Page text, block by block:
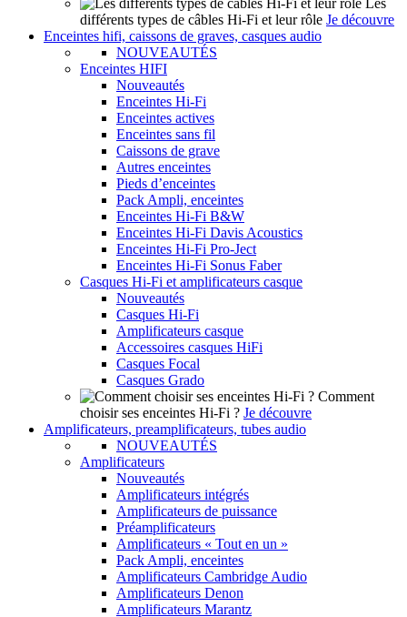
Les
différents types de câbles Hi-Fi et leur rôle Je découvre
Enceintes hifi, caissons de graves, casques audio
NOUVEAUTÉS
Enceintes HIFI
Nouveautés
Enceintes Hi-Fi
Enceintes actives
Enceintes sans fil
Caissons de grave
Autres enceintes
Pieds d’enceintes
Pack Ampli, enceintes
Enceintes Hi-Fi B&W
Enceintes Hi-Fi Davis Acoustics
Enceintes Hi-Fi Pro-Ject
Enceintes Hi-Fi Sonus Faber
Casques Hi-Fi et amplificateurs casque
Nouveautés
Casques Hi-Fi
Amplificateurs casque
Accessoires casques HiFi
Casques Focal
Casques Grado
Comment
choisir ses enceintes Hi-Fi ? Je découvre
Amplificateurs, preamplificateurs, tubes audio
NOUVEAUTÉS
Amplificateurs
Nouveautés
Amplificateurs intégrés
Amplificateurs de puissance
Préamplificateurs
Amplificateurs « Tout en un »
Pack Ampli, enceintes
Amplificateurs Cambridge Audio
Amplificateurs Denon
Amplificateurs Marantz